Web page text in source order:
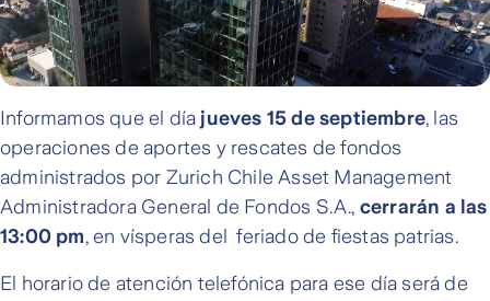
Informamos que el día jueves 15 de septiembre, las
operaciones de aportes y rescates de fondos
administrados por Zurich Chile Asset Management
Administradora General de Fondos S.A., cerrarán a las
13:00 pm, en vísperas del feriado de fiestas patrias.
El horario de atención telefónica para ese día será de